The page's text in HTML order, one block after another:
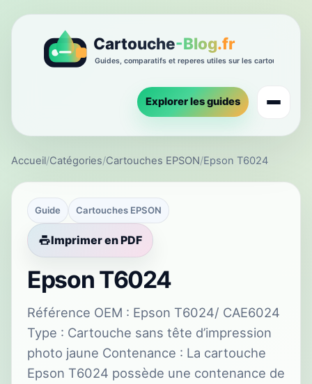
Explorer les guides
Accueil/Catégories/Cartouches EPSON/Epson T6024
Guide Cartouches EPSON
Imprimer en PDF
Epson T6024
Référence OEM : Epson T6024/ CAE6024
Type : Cartouche sans tête d’impression
photo jaune Contenance : La cartouche
Epson T6024 possède une contenance de